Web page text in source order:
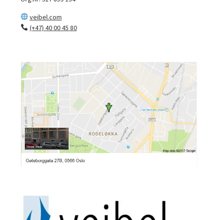
veibel.com
(+47) 40 00 45 80